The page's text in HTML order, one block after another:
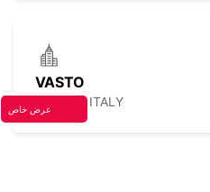
VASTO
VASTO - ITALYعرض خاص